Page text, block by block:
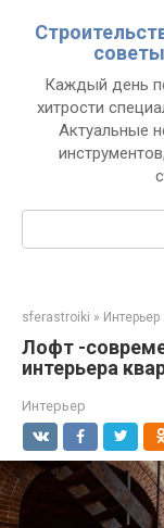
Каждый день
хитрости
Актуальные
sferastroiki » Интерьер
Лофт -
интерьера
Интерьер